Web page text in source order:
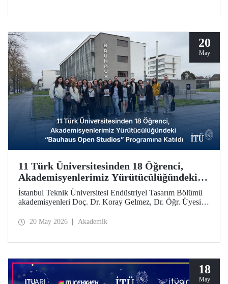
20
May
11 Türk Üniversitesinden 18 Öğrenci,
Akademisyenlerimiz Yürütücülüğündeki
“Bauhaus Open Studios” Programına
Katıldı
İstanbul Teknik Üniversitesi Endüstriyel Tasarım Bölümü
akademisyenleri Doç. Dr. Koray Gelmez, Dr. Öğr. Üyesi
ve Stiftung Bauhaus Dessau iş birliğiyle geçen Eylül
20 May 2026 Akademik
18
May